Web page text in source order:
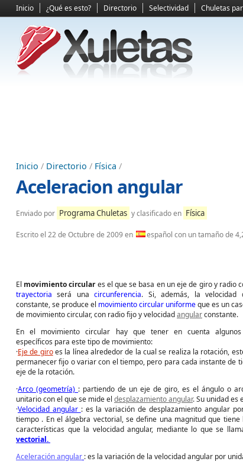
Inicio ¿Qué es esto? Directorio Selectividad Chuletas
Inicio / Directorio / Física /
Aceleracion angular
Enviado por Programa Chuletas y clasificado en Física
Escrito el 22 de Octubre de 2009en español con un tamaño de
El movimiento circulares el que se basa en un eje de giro y radio
trayectoriaserá unacircunferencia. Si, además, la velocidad
constante, se produce el movimiento circular uniformeque es un
de movimiento circular, con radio fijo y velocidadangularconstante.
En el movimiento circular hay que tener en cuenta algunos
específicos para este tipo de movimiento:
·Eje de giroes la línea alrededor de la cual se realiza la rotación,
permanecer fijo o variar con el tiempo, pero para cada instante de
eje de la rotación.
·Arco (geometría) : partiendo de un eje de giro, es el ángulo o
unitario con el que se mide el desplazamiento angular. Su unidad es
·Velocidad angular : es la variación de desplazamiento angular
tiempo . En el álgebra vectorial, se define una magnitud que tiene
características que la velocidad angular, mediante lo que se
vectorial.
Aceleración angular : es la variación de la velocidad angular por